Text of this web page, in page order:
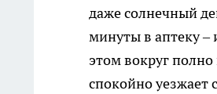
даже солнечный
минуты в аптеку –
этом вокруг
спокойно уезжает